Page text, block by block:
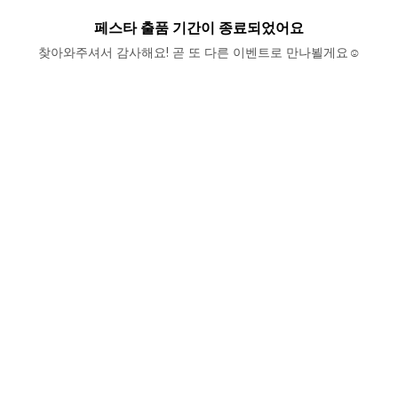
페스타 출품 기간이 종료되었어요
찾아와주셔서 감사해요! 곧 또 다른 이벤트로 만나뵐게요☺️